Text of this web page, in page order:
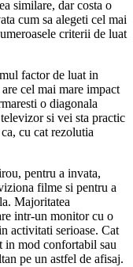
similare, dar costa o
cum sa alegeti cel mai
criterii de luat
factor de luat in
cel mai mare impact
o diagonala
si vei sta practic
cu cat rezolutia
pentru a invata,
filme si pentru a
Majoritatea
intr-un monitor cu o
activitati serioase. Cat
in mod confortabil sau
pe un astfel de afisaj.